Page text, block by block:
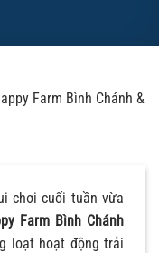
Farm Bình Chánh &
chơi cuối tuần vừa
Farm Bình Chánh
loạt hoạt động trải